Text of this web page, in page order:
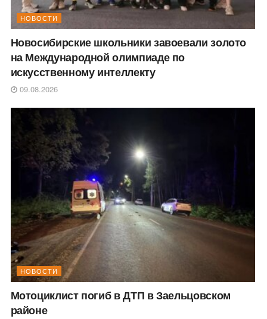
НОВОСТИ
Новосибирские школьники завоевали золото
на Международной олимпиаде по
искусственному интеллекту
09.08.2026
НОВОСТИ
Мотоциклист погиб в ДТП в Заельцовском
районе